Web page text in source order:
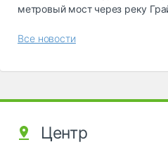
метровый мост через реку
Все новости
Центр